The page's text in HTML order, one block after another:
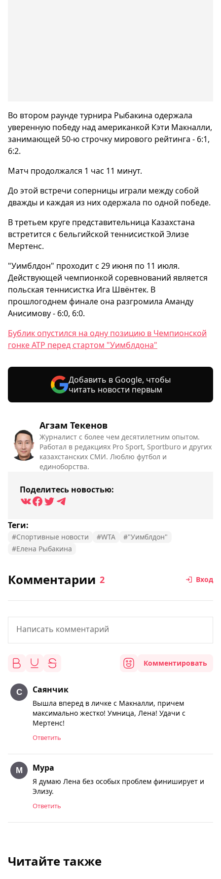
Агзам Текенов
Журналист с более чем десятилетним опытом.
Работал в редакциях Pro Sport, Sportburo и других
казахстанских СМИ. Люблю футбол и
единоборства.
Поделитесь новостью:
Теги:
#Спортивные новости #WTA
#"Уимблдон"
#Елена Рыбакина
Во втором раунде турнира Рыбакина одержала
уверенную победу над американкой Кэти Макналли,
занимающей 50-ю строчку мирового рейтинга - 6:1,
6:2.
Матч продолжался 1 час 11 минут.
До этой встречи соперницы играли между собой
дважды и каждая из них одержала по одной победе.
В третьем круге представительница Казахстана
встретится с бельгийской теннисисткой Элизе
Мертенс.
"Уимблдон" проходит с 29 июня по 11 июля.
Действующей чемпионкой соревнований является
польская теннисистка Ига Швёнтек. В
прошлогоднем финале она разгромила Аманду
Анисимову - 6:0, 6:0.
Бублик опустился на одну позицию в Чемпионской
гонке ATP перед стартом "Уимблдона"
Добавить в Google, чтобы
читать новости первым
Комментарии 2 Вход
Комментировать
Саянчик
Вышла вперед в личке с Макналли, причем
максимально жестко! Умница, Лена! Удачи с
Мертенс!
Ответить
Мура
Я думаю Лена без особых проблем финиширует и
Элизу.
Ответить
Читайте также